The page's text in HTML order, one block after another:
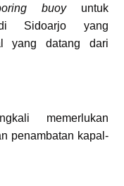
buoyuntuk
di Sidoarjo yang
yang datang dari
memerlukan
penambatan kapal-